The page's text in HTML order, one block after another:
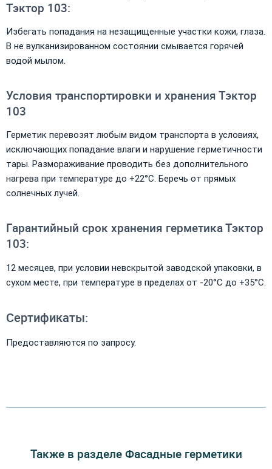
Тэктор 103:
Избегать попадания на незащищенные участки кожи, глаза.
В не вулканизированном состоянии смывается горячей
водой мылом.
Условия транспортировки и хранения Тэктор
103
Герметик перевозят любым видом транспорта в условиях,
исключающих попадание влаги и нарушение герметичности
тары. Размораживание проводить без дополнительного
нагрева при температуре до +22°С. Беречь от прямых
солнечных лучей.
Гарантийный срок хранения герметика Тэктор
103:
12 месяцев, при условии невскрытой заводской упаковки, в
сухом месте, при температуре в пределах от -20°С до +35°С.
Сертификаты:
Предоставляются по запросу.
Также в разделе Фасадные герметики